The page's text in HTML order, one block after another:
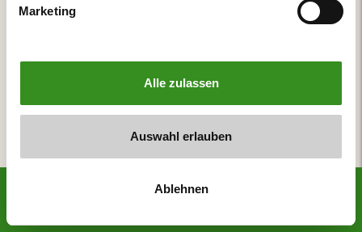
Marketing
Alle zulassen
Auswahl erlauben
Ablehnen